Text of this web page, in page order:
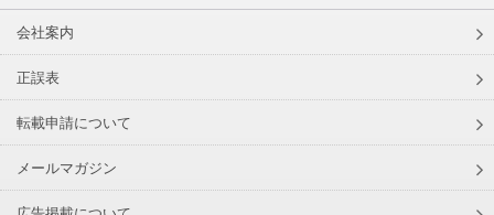
会社案内
正誤表
転載申請について
メールマガジン